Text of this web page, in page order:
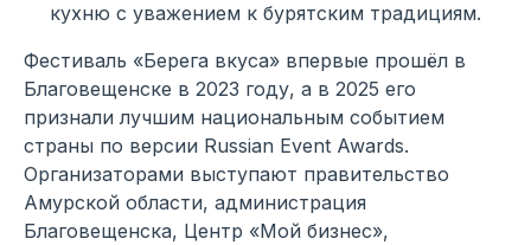
кухню с уважением к бурятским традициям.
Фестиваль «Берега вкуса» впервые прошёл в
Благовещенске в 2023 году, а в 2025 его
признали лучшим национальным событием
страны по версии Russian Event Awards.
Организаторами выступают правительство
Амурской области, администрация
Благовещенска, Центр «Мой бизнес»,